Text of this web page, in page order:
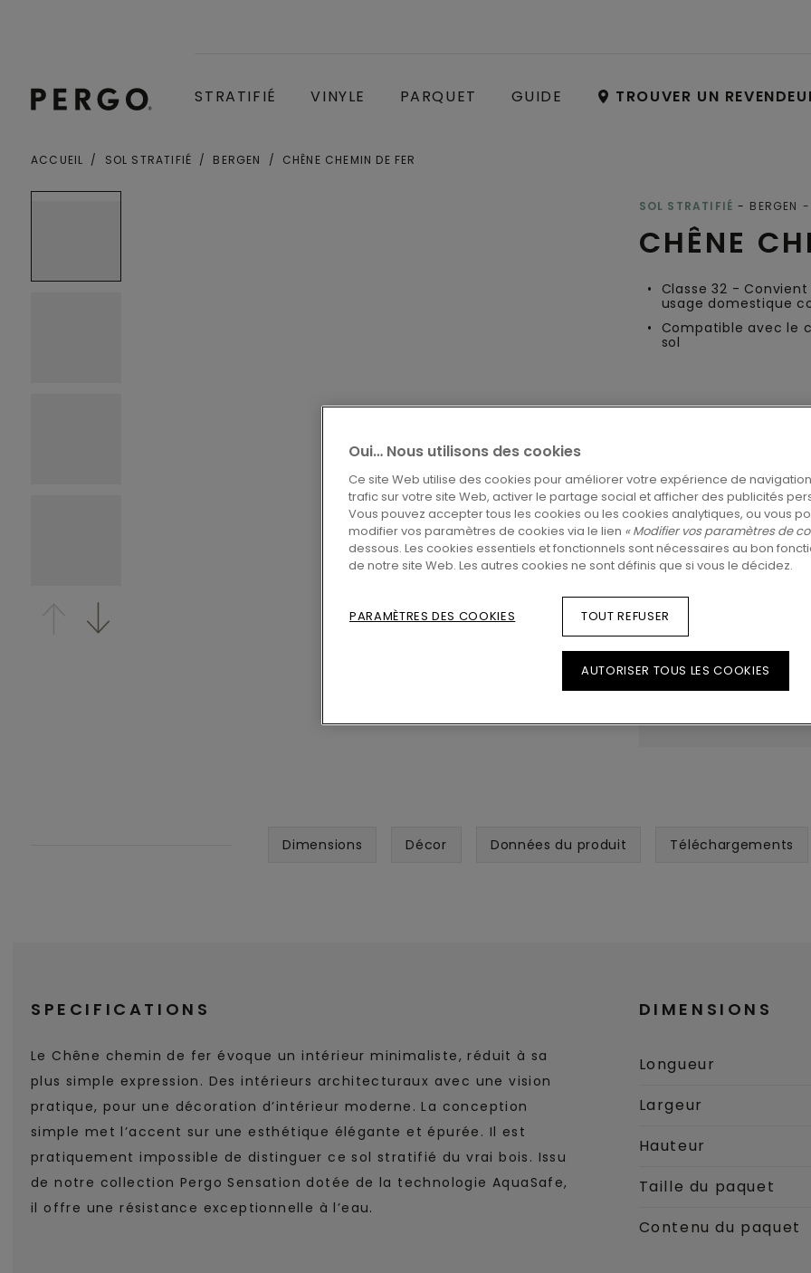
STRATIFIÉ VINYLE PARQUET GUIDE TROUVER UN
ACCUEIL SOL STRATIFIÉ BERGEN CHÊNE CHEMIN DE FER
Open image in lightbox
CHÊNE
SOL STRATIFIÉ BERGEN
Classe 32 -
usage domestique
Compatible avec le
sol
TROUVEZ UN
Vous brûlez
vous posez des
toujours un revendeur
Dimensions Décor Données du produit Téléchargements
SPECIFICATIONS
Le Chêne chemin de fer évoque un intérieur minimaliste, réduit à sa
plus simple expression. Des intérieurs architecturaux avec une vision
pratique, pour une décoration d’intérieur moderne. La conception
simple met l’accent sur une esthétique élégante et épurée. Il est
pratiquement impossible de distinguer ce sol stratifié du vrai bois. Issu
de notre collection Pergo Sensation dotée de la technologie AquaSafe,
il offre une résistance exceptionnelle à l’eau.
DIMENSIONS
Longueur
Largeur
Hauteur
Taille du paquet
Contenu du paquet
Oui… Nous utilisons des cookies
Ce site Web utilise des cookies pour améliorer votre expérience de
trafic sur votre site Web, activer le partage social et afficher des publicités
Vous pouvez accepter tous les cookies ou les cookies analytiques, ou vous
modifier vos paramètres de cookies via le lien « Modifier vos paramètres de
dessous. Les cookies essentiels et fonctionnels sont nécessaires au bon
de notre site Web. Les autres cookies ne sont définis que si vous le décidez.
PARAMÈTRES DES COOKIES TOUT REFUSER
AUTORISER TOUS LES COOKIES